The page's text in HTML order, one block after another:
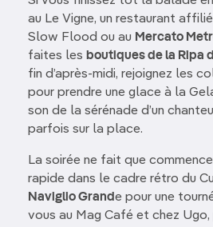
au Le Vigne, un restaurant
Slow Flood ou au Mercato
faites les boutiques de la Ripa
fin d’après-midi, rejoignez les
pour prendre une glace à la
son de la sérénade d’un
parfois sur la place.
La soirée ne fait que
rapide dans le cadre rétro du
Naviglio Grande pour une
vous au Mag Café et chez Ugo,